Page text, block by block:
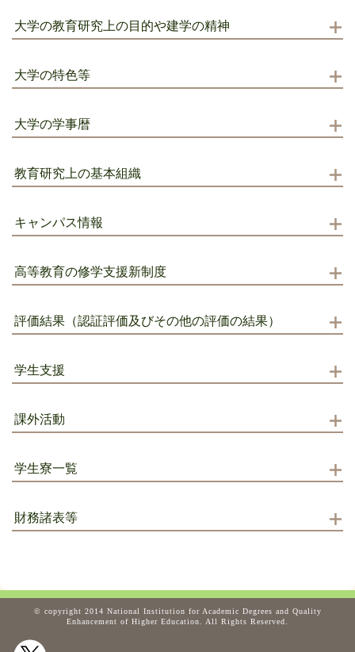
大学の教育研究上の目的や建学の精神
大学の特色等
大学の学事暦
教育研究上の基本組織
キャンパス情報
高等教育の修学支援新制度
評価結果（認証評価及びその他の評価の結果）
学生支援
課外活動
学生寮一覧
財務諸表等
© copyright 2014 National Institution for Academic Degrees and Quality
Enhancement of Higher Education. All Rights Reserved.